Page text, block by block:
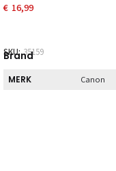
€ 16,99
SKU:35159
Brand
MERK Canon